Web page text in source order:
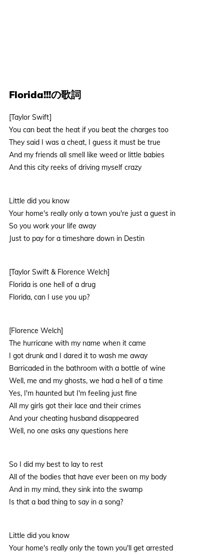
Florida!!!の歌詞
[Taylor Swift]
You can beat the heat if you beat the charges too
They said I was a cheat, I guess it must be true
And my friends all smell like weed or little babies
And this city reeks of driving myself crazy
Little did you know
Your home's really only a town you're just a guest in
So you work your life away
Just to pay for a timeshare down in Destin
[Taylor Swift & Florence Welch]
Florida is one hell of a drug
Florida, can I use you up?
[Florence Welch]
The hurricane with my name when it came
I got drunk and I dared it to wash me away
Barricaded in the bathroom with a bottle of wine
Well, me and my ghosts, we had a hell of a time
Yes, I'm haunted but I'm feeling just fine
All my girls got their lace and their crimes
And your cheating husband disappeared
Well, no one asks any questions here
So I did my best to lay to rest
All of the bodies that have ever been on my body
And in my mind, they sink into the swamp
Is that a bad thing to say in a song?
Little did you know
Your home's really only the town you'll get arrested